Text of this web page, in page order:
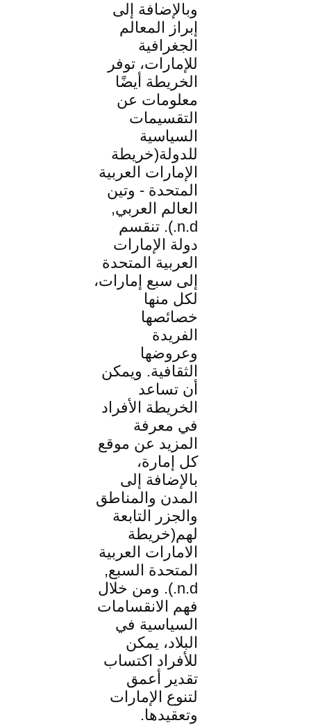
وبالإضافة إلى
إبراز المعالم
الجغرافية
للإمارات، توفر
الخريطة أيضًا
معلومات عن
التقسيمات
السياسية
للدولة(خريطة
الإمارات العربية
المتحدة - وتين
العالم العربي,
n.d.). تنقسم
دولة الإمارات
العربية المتحدة
إلى سبع إمارات،
لكل منها
خصائصها
الفريدة
وعروضها
الثقافية. ويمكن
أن تساعد
الخريطة الأفراد
في معرفة
المزيد عن موقع
كل إمارة،
بالإضافة إلى
المدن والمناطق
والجزر التابعة
لهم(خريطة
الامارات العربية
المتحدة السبع,
n.d.). ومن خلال
فهم الانقسامات
السياسية في
البلاد، يمكن
للأفراد اكتساب
تقدير أعمق
لتنوع الإمارات
وتعقيدها.